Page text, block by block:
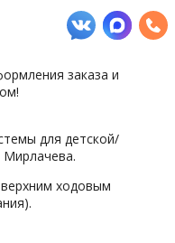
заказа и
для детской/
ходовым